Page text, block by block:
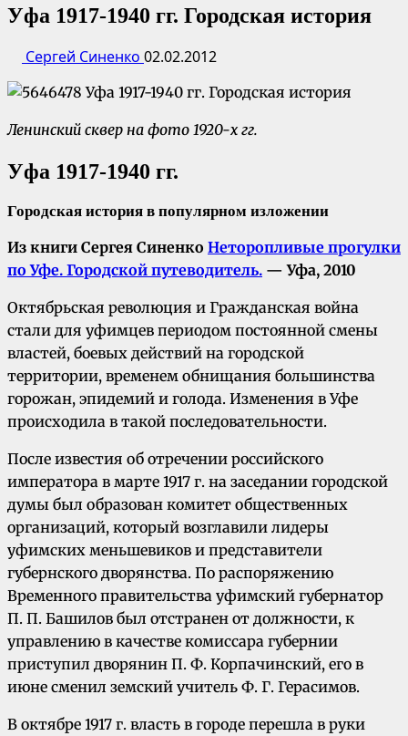
Уфа 1917-1940 гг. Городская история
Сергей Синенко 02.02.2012
Ленинский сквер на фото 1920-х гг.
Уфа 1917-1940 гг.
Городская история в популярном изложении
Из книги Сергея Синенко Неторопливые прогулки
по Уфе. Городской путеводитель. — Уфа, 2010
Октябрьская революция и Гражданская война
стали для уфимцев периодом постоянной смены
властей, боевых действий на городской
территории, временем обнищания большинства
горожан, эпидемий и голода. Изменения в Уфе
происходила в такой последовательности.
После известия об отречении российского
императора в марте 1917 г. на заседании городской
думы был образован комитет общественных
организаций, который возглавили лидеры
уфимских меньшевиков и представители
губернского дворянства. По распоряжению
Временного правительства уфимский губернатор
П. П. Башилов был отстранен от должности, к
управлению в качестве комиссара губернии
приступил дворянин П. Ф. Корпачинский, его в
июне сменил земский учитель Ф. Г. Герасимов.
В октябре 1917 г. власть в городе перешла в руки